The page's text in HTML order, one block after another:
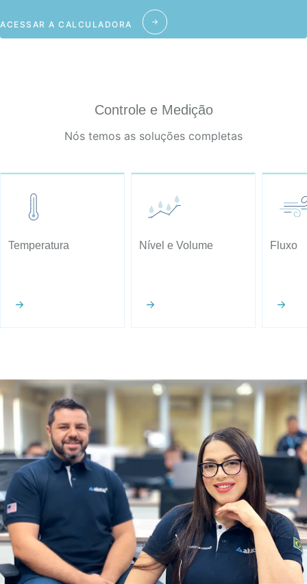
ACESSAR A CALCULADORA
Controle e Medição
Nós temos as soluções completas
Temperatura Nível e Volume Fluxo